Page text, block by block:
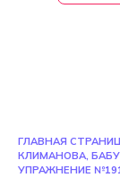
ГЛАВНАЯ
КЛИМАНОВА,
УПРАЖНЕНИЕ